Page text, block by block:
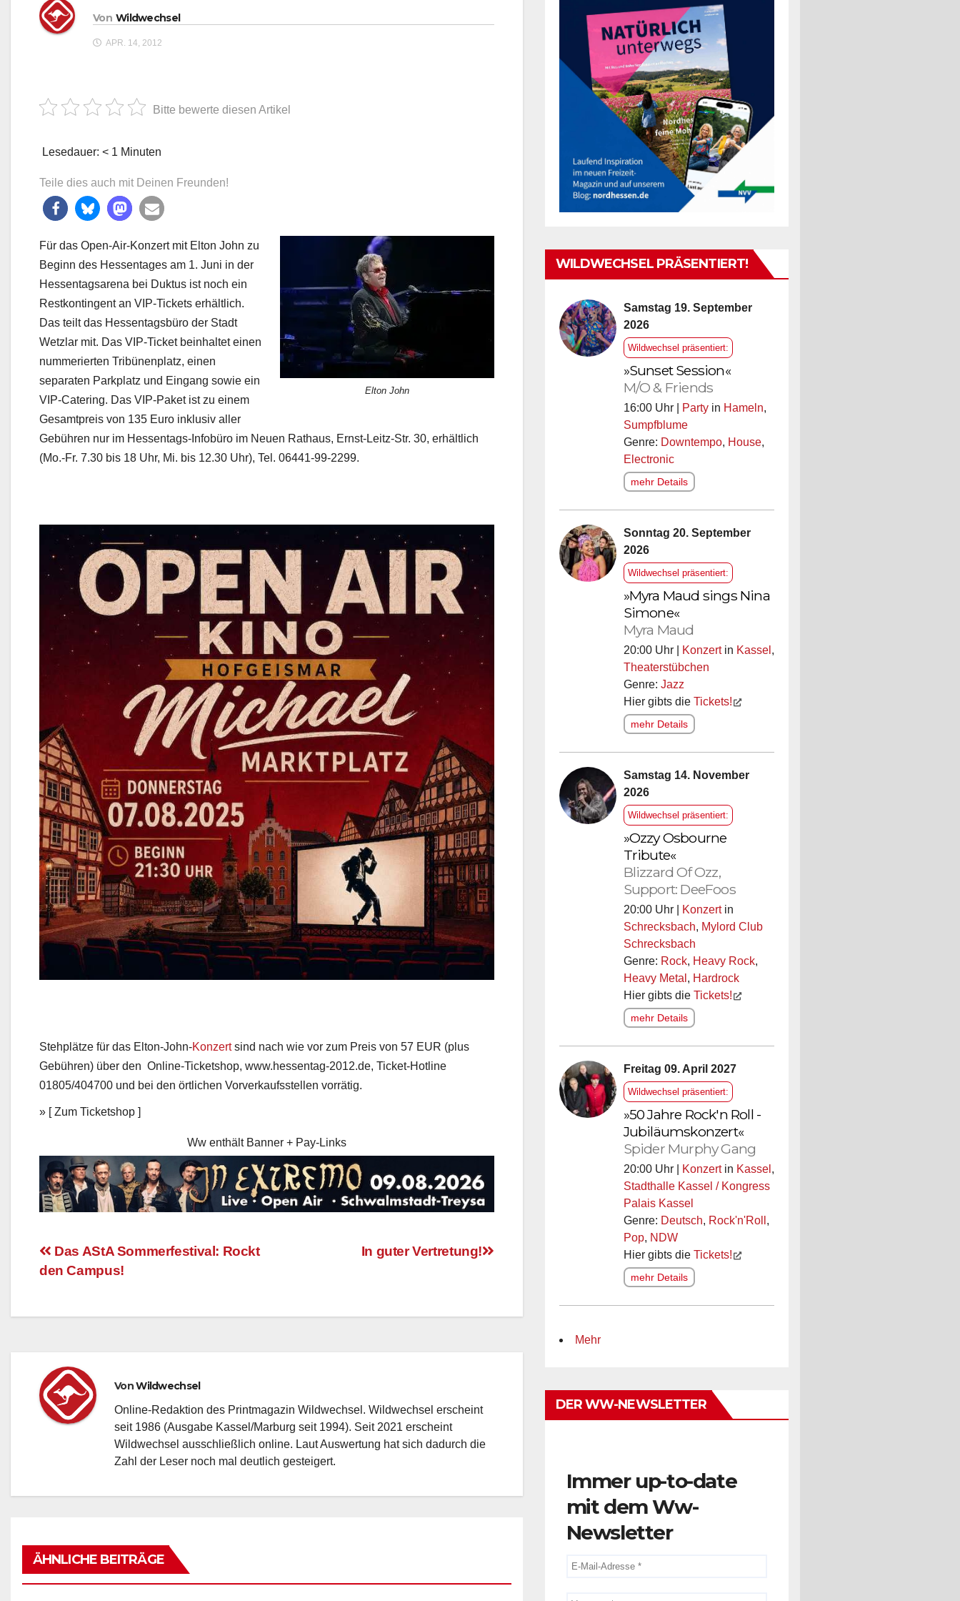
Von Wildwechsel
APR. 14, 2012
Bitte bewerte diesen Artikel
Lesedauer: < 1 Minuten
Teile dies auch mit Deinen Freunden!
Elton John
Für das Open-Air-Konzert mit Elton John zu
Beginn des Hessentages am 1. Juni in der
Hessentagsarena bei Duktus ist noch ein
Restkontingent an VIP-Tickets erhältlich.
Das teilt das Hessentagsbüro der Stadt
Wetzlar mit. Das VIP-Ticket beinhaltet einen
nummerierten Tribünenplatz, einen
separaten Parkplatz und Eingang sowie ein
VIP-Catering. Das VIP-Paket ist zu einem
Gesamtpreis von 135 Euro inklusiv aller
Gebühren nur im Hessentags-Infobüro im Neuen Rathaus, Ernst-Leitz-Str. 30, erhältlich
(Mo.-Fr. 7.30 bis 18 Uhr, Mi. bis 12.30 Uhr), Tel. 06441-99-2299.
Stehplätze für das Elton-John- Konzertsind nach wie vor zum Preis von 57 EUR (plus
Gebühren) über den Online-Ticketshop, www.hessentag-2012.de, Ticket-Hotline
01805/404700 und bei den örtlichen Vorverkaufsstellen vorrätig.
» [ Zum Ticketshop ]
Ww enthält Banner + Pay-Links
Das AStA Sommerfestival: Rockt
Online-Redaktion des Printmagazin Wildwechsel. Wildwechsel erscheint
seit 1986 (Ausgabe Kassel/Marburg seit 1994). Seit 2021 erscheint
Wildwechsel ausschließlich online. Laut Auswertung hat sich dadurch die
ÄHNLICHE BEITRÄGE
EVENT-TIPP FEATURED FESTIVAL & OPEN AIR HOUSE KONZERT
WILDWECHSEL PRÄSENTIERT!
Samstag 19. September
2026
Wildwechsel präsentiert:
»Sunset Session«
M/O & Friends
16:00 Uhr | Partyin Hameln,
Sumpfblume
Genre: Downtempo, House,
Electronic
mehr Details
Sonntag 20. September
2026
Wildwechsel präsentiert:
»Myra Maud sings Nina
Simone«
Myra Maud
20:00 Uhr | Konzertin Kassel ,
Theaterstübchen
Genre: Jazz
Hier gibts die Tickets!
mehr Details
Samstag 14. November
2026
Wildwechsel präsentiert:
»Ozzy Osbourne
Tribute«
Blizzard Of Ozz,
Support: DeeFoos
20:00 Uhr | Konzertin
Schrecksbach, Mylord Club
Schrecksbach
Genre: Rock, Heavy Rock,
Heavy Metal , Hardrock
Hier gibts die Tickets!
mehr Details
Freitag 09. April 2027
Wildwechsel präsentiert:
»50 Jahre Rock'n Roll -
Jubiläumskonzert«
Spider Murphy Gang
20:00 Uhr | Konzertin Kassel ,
Stadthalle Kassel / Kongress
Palais Kassel
Genre: Deutsch, Rock'n'Roll ,
Pop, NDW
Hier gibts die Tickets!
mehr Details
Mehr
DER WW-NEWSLETTER
Immer up-to-date
mit dem Ww-
Newsletter